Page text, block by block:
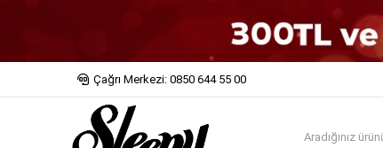
Çağrı Merkezi: 0850 644 55 00